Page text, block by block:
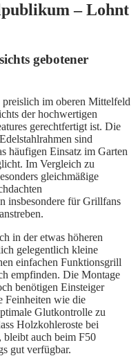
– Lohnt
gebotener
im oberen Mittelfeld
der hochwertigen
gerechtfertigt ist. Die
sind
häufigen Einsatz im Garten
Im Vergleich zu
gleichmäßige
insbesondere für Grillfans
in der etwas höheren
gelegentlich kleine
einfachen Funktionsgrill
empfinden. Die Montage
benötigen Einsteiger
Feinheiten wie die
Glutkontrolle zu
Holzkohleroste bei
bleibt auch beim F50
gut verfügbar.